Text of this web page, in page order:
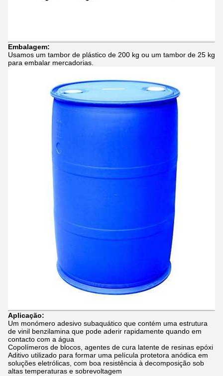
Embalagem:
Usamos um tambor de plástico de 200 kg ou um tambor de 25 kg
para embalar mercadorias.
Aplicação:
Um monómero adesivo subaquático que contém uma estrutura
de vinil benzilamina que pode aderir rapidamente quando em
contacto com a água
Copolímeros de blocos, agentes de cura latente de resinas epóxi
Aditivo utilizado para formar uma película protetora anódica em
soluções eletrólicas, com boa resistência à decomposição sob
altas temperaturas e sobrevoltagem